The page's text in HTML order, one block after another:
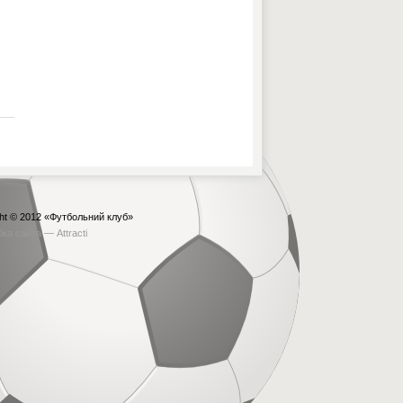
© 2012 «Футбольний клуб»
сайта — Attracti